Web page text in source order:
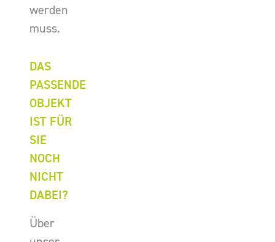
werden
muss.
DAS
PASSENDE
OBJEKT
IST FÜR
SIE
NOCH
NICHT
DABEI?
Über